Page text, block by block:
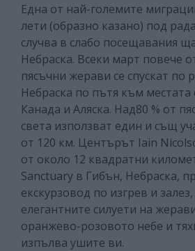
Една от най-големите
лети (образно казано) под
случва в слабо посещавания
Небраска. Всеки март повече
пясъчни жерави се спускат по
Небраска по пътя към местата
Канада и Аляска. Над80 % от
света използват един и същ
от 120 км. Центърът Iain
от около 12 квадратни
Sanctuary в Гибън, Небраска,
екскурзовод по изгрев и
елегантните силуети на
оранжево-розовото небе и
изпълва ушите ви.